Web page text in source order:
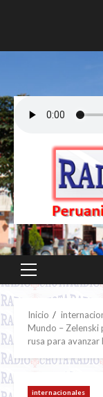
Menú
principal
Inicio
Mundo – Zelenski
rusa para avanzar
internacionales